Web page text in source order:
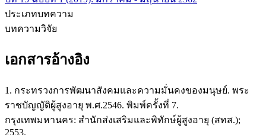
ประเภทบทความ
บทความวิจัย
เอกสารอ้างอิง
1. กระทรวงการพัฒนาสังคมและความมั่นคงของมนุษย์. พระ
ราชบัญญัติผู้สูงอายุ พ.ศ.2546. พิมพ์ครั้งที่ 7.
กรุงเทพมหานคร: สำนักส่งเสริมและพิทักษ์ผู้สูงอายุ (สทส.);
2553.